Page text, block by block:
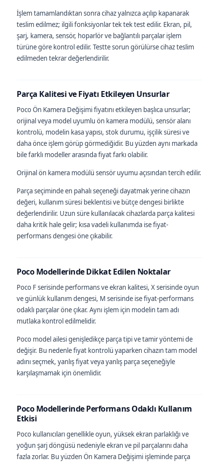
İşlem tamamlandıktan sonra cihaz yalnızca açılıp kapanarak
teslim edilmez; ilgili fonksiyonlar tek tek test edilir. Ekran, pil,
şarj, kamera, sensör, hoparlör ve bağlantılı parçalar işlem
türüne göre kontrol edilir. Testte sorun görülürse cihaz teslim
edilmeden tekrar değerlendirilir.
Parça Kalitesi ve Fiyatı Etkileyen Unsurlar
Poco Ön Kamera Değişimi fiyatını etkileyen başlıca unsurlar;
orijinal veya model uyumlu ön kamera modülü, sensör alanı
kontrolü, modelin kasa yapısı, stok durumu, işçilik süresi ve
daha önce işlem görüp görmediğidir. Bu yüzden aynı markada
bile farklı modeller arasında fiyat farkı olabilir.
Orijinal ön kamera modülü sensör uyumu açısından tercih edilir.
Parça seçiminde en pahalı seçeneği dayatmak yerine cihazın
değeri, kullanım süresi beklentisi ve bütçe dengesi birlikte
değerlendirilir. Uzun süre kullanılacak cihazlarda parça kalitesi
daha kritik hale gelir; kısa vadeli kullanımda ise fiyat-
performans dengesi öne çıkabilir.
Poco Modellerinde Dikkat Edilen Noktalar
Poco F serisinde performans ve ekran kalitesi, X serisinde oyun
ve günlük kullanım dengesi, M serisinde ise fiyat-performans
odaklı parçalar öne çıkar. Aynı işlem için modelin tam adı
mutlaka kontrol edilmelidir.
Poco model ailesi genişledikçe parça tipi ve tamir yöntemi de
değişir. Bu nedenle fiyat kontrolü yaparken cihazın tam model
adını seçmek, yanlış fiyat veya yanlış parça seçeneğiyle
karşılaşmamak için önemlidir.
Poco Modellerinde Performans Odaklı Kullanım
Etkisi
Poco kullanıcıları genellikle oyun, yüksek ekran parlaklığı ve
yoğun şarj döngüsü nedeniyle ekran ve pil parçalarını daha
fazla zorlar. Bu yüzden Ön Kamera Değişimi işleminde parça